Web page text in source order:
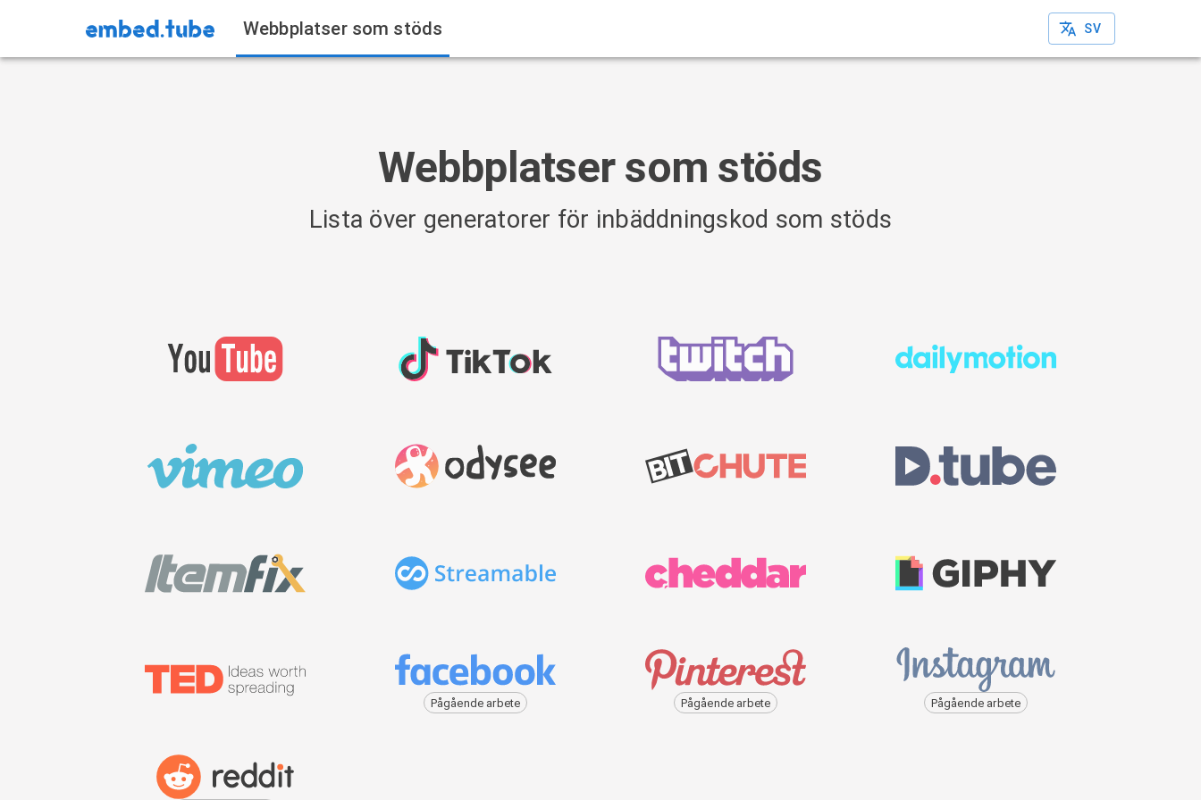
Webbplatser som stöds SV
Webbplatser som stöds
Lista över generatorer för inbäddningskod som stöds
Pågående arbete Pågående arbete Pågående arbete